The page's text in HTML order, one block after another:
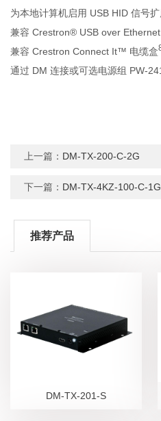
为本地计算机启用 USB HID 信号
兼容 Crestron® USB over
兼容 Crestron Connect It™ 电缆盒
通过 DM 连接或可选电源组
上一篇： DM-TX-200-C-2G
下一篇： DM-TX-4KZ-100-C-1G
推荐产品
DM-TX-201-S